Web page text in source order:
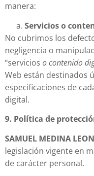
manera:
Servicios o
No cubrimos los
negligencia o
“servicios o contenido
Web están destinados
especificaciones de
digital.
9. Política de
SAMUEL MEDINA LEON
legislación vigente en
de carácter personal.